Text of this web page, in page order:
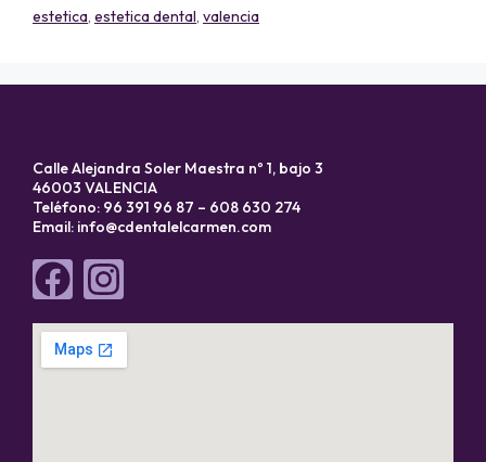
estetica, estetica dental, valencia
Calle Alejandra Soler Maestra nº 1, bajo 3
46003 VALENCIA
Teléfono: 96 391 96 87 – 608 630 274
Email: info@cdentalelcarmen.com